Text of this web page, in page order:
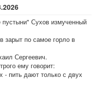
Сухов измученный
зарыт по самое горло в
Сергеевич.
ему говорит:
- пить дают только с двух